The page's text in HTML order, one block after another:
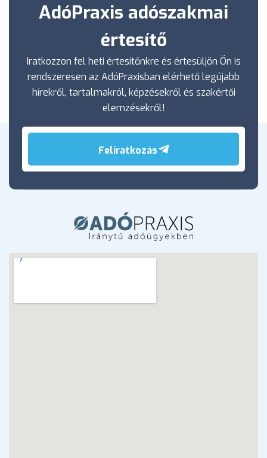
AdóPraxis adószakmai
értesítő
Iratkozzon fel heti értesítőnkre és értesüljön Ön is
rendszeresen az AdóPraxisban elérhető legújabb
hírekről, tartalmakról, képzésekről és szakértői
elemzésekről!
Feliratkozás